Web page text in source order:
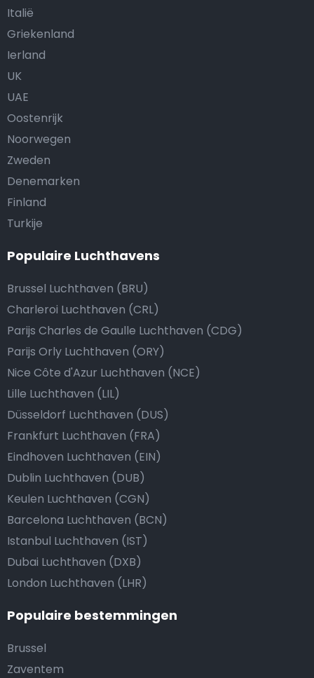
Italië
Griekenland
Ierland
UK
UAE
Oostenrijk
Noorwegen
Zweden
Denemarken
Finland
Turkije
Populaire Luchthavens
Brussel Luchthaven (BRU)
Charleroi Luchthaven (CRL)
Parijs Charles de Gaulle Luchthaven (CDG)
Parijs Orly Luchthaven (ORY)
Nice Côte d'Azur Luchthaven (NCE)
Lille Luchthaven (LIL)
Düsseldorf Luchthaven (DUS)
Frankfurt Luchthaven (FRA)
Eindhoven Luchthaven (EIN)
Dublin Luchthaven (DUB)
Keulen Luchthaven (CGN)
Barcelona Luchthaven (BCN)
Istanbul Luchthaven (IST)
Dubai Luchthaven (DXB)
London Luchthaven (LHR)
Populaire bestemmingen
Brussel
Zaventem